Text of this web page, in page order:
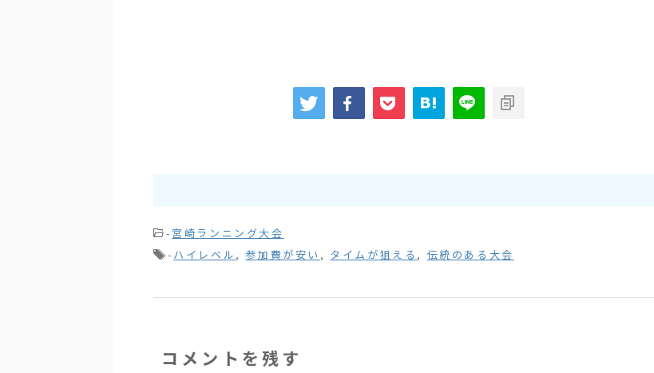
- 宮崎ランニング大会
- ハイレベル ,参加費が安い , タイムが狙える , 伝統のある大会
コメントを残す